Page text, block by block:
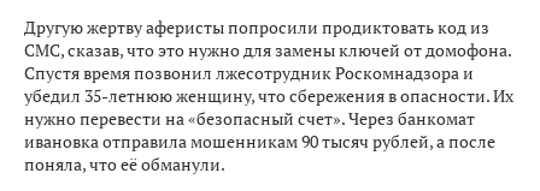
Другую жертву аферисты попросили продиктовать код из
СМС, сказав, что это нужно для замены ключей от домофона.
Спустя время позвонил лжесотрудник Роскомнадзора и
убедил 35-летнюю женщину, что сбережения в опасности. Их
нужно перевести на «безопасный счет». Через банкомат
ивановка отправила мошенникам 90 тысяч рублей, а после
поняла, что её обманули.